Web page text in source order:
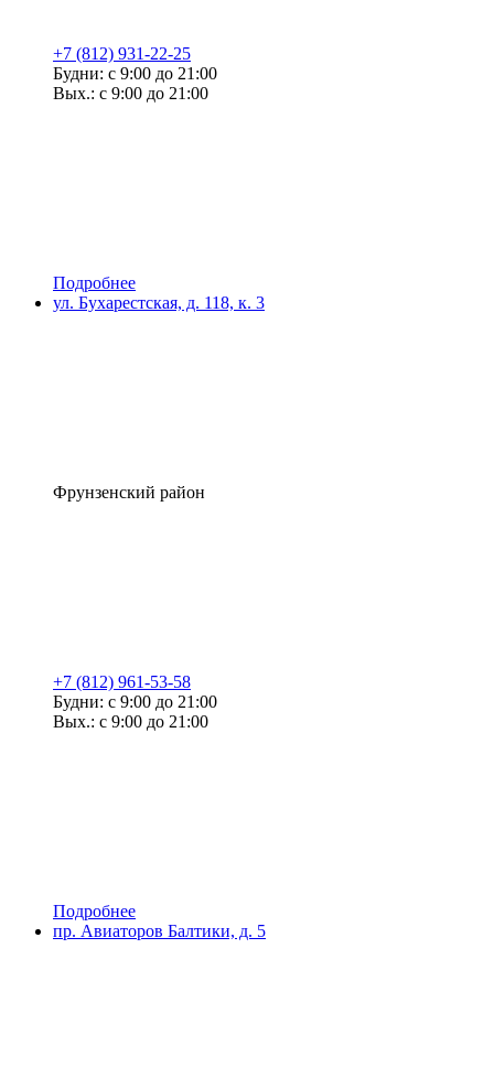
+7 (812) 931-22-25
Будни: с 9:00 до 21:00
Вых.: с 9:00 до 21:00
Подробнее
ул. Бухарестская, д. 118, к. 3
Фрунзенский район
+7 (812) 961-53-58
Будни: с 9:00 до 21:00
Вых.: с 9:00 до 21:00
Подробнее
пр. Авиаторов Балтики, д. 5